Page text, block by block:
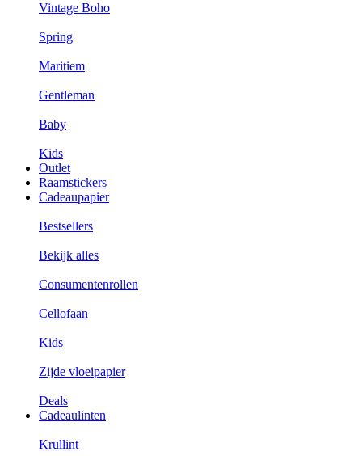
Vintage Boho
Spring
Maritiem
Gentleman
Baby
Kids
Outlet
Raamstickers
Cadeaupapier
Bestsellers
Bekijk alles
Consumentenrollen
Cellofaan
Kids
Zijde vloeipapier
Deals
Cadeaulinten
Krullint